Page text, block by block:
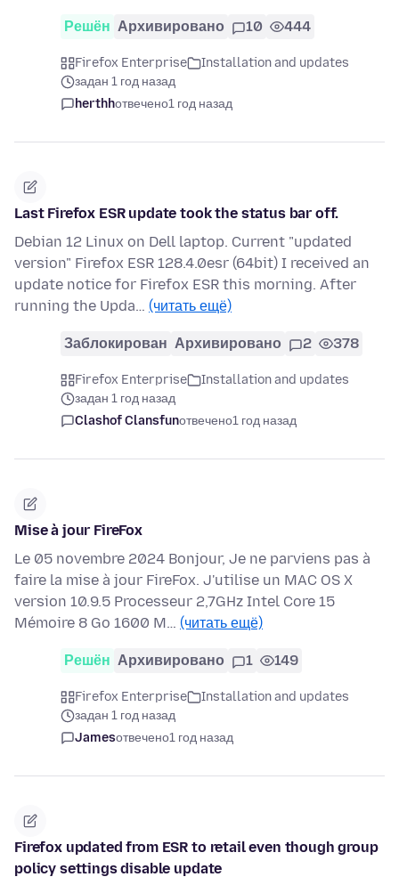
Решён Архивировано 10 444
Firefox Enterprise
Installation and updates
задан 1 год назад
herthhотвечено1 год назад
Last Firefox ESR update took the status bar off.
Debian 12 Linux on Dell laptop. Current "updated
version" Firefox ESR 128.4.0esr (64bit) I received an
update notice for Firefox ESR this morning. After
running the Upda… (читать ещё)
Заблокирован Архивировано 2 378
Firefox Enterprise
Installation and updates
задан 1 год назад
Clashof Clansfunотвечено1 год назад
Mise à jour FireFox
Le 05 novembre 2024 Bonjour, Je ne parviens pas à
faire la mise à jour FireFox. J'utilise un MAC OS X
version 10.9.5 Processeur 2,7GHz Intel Core 15
Mémoire 8 Go 1600 M… (читать ещё)
Решён Архивировано 1 149
Firefox Enterprise
Installation and updates
задан 1 год назад
Jamesотвечено1 год назад
Firefox updated from ESR to retail even though group
policy settings disable update